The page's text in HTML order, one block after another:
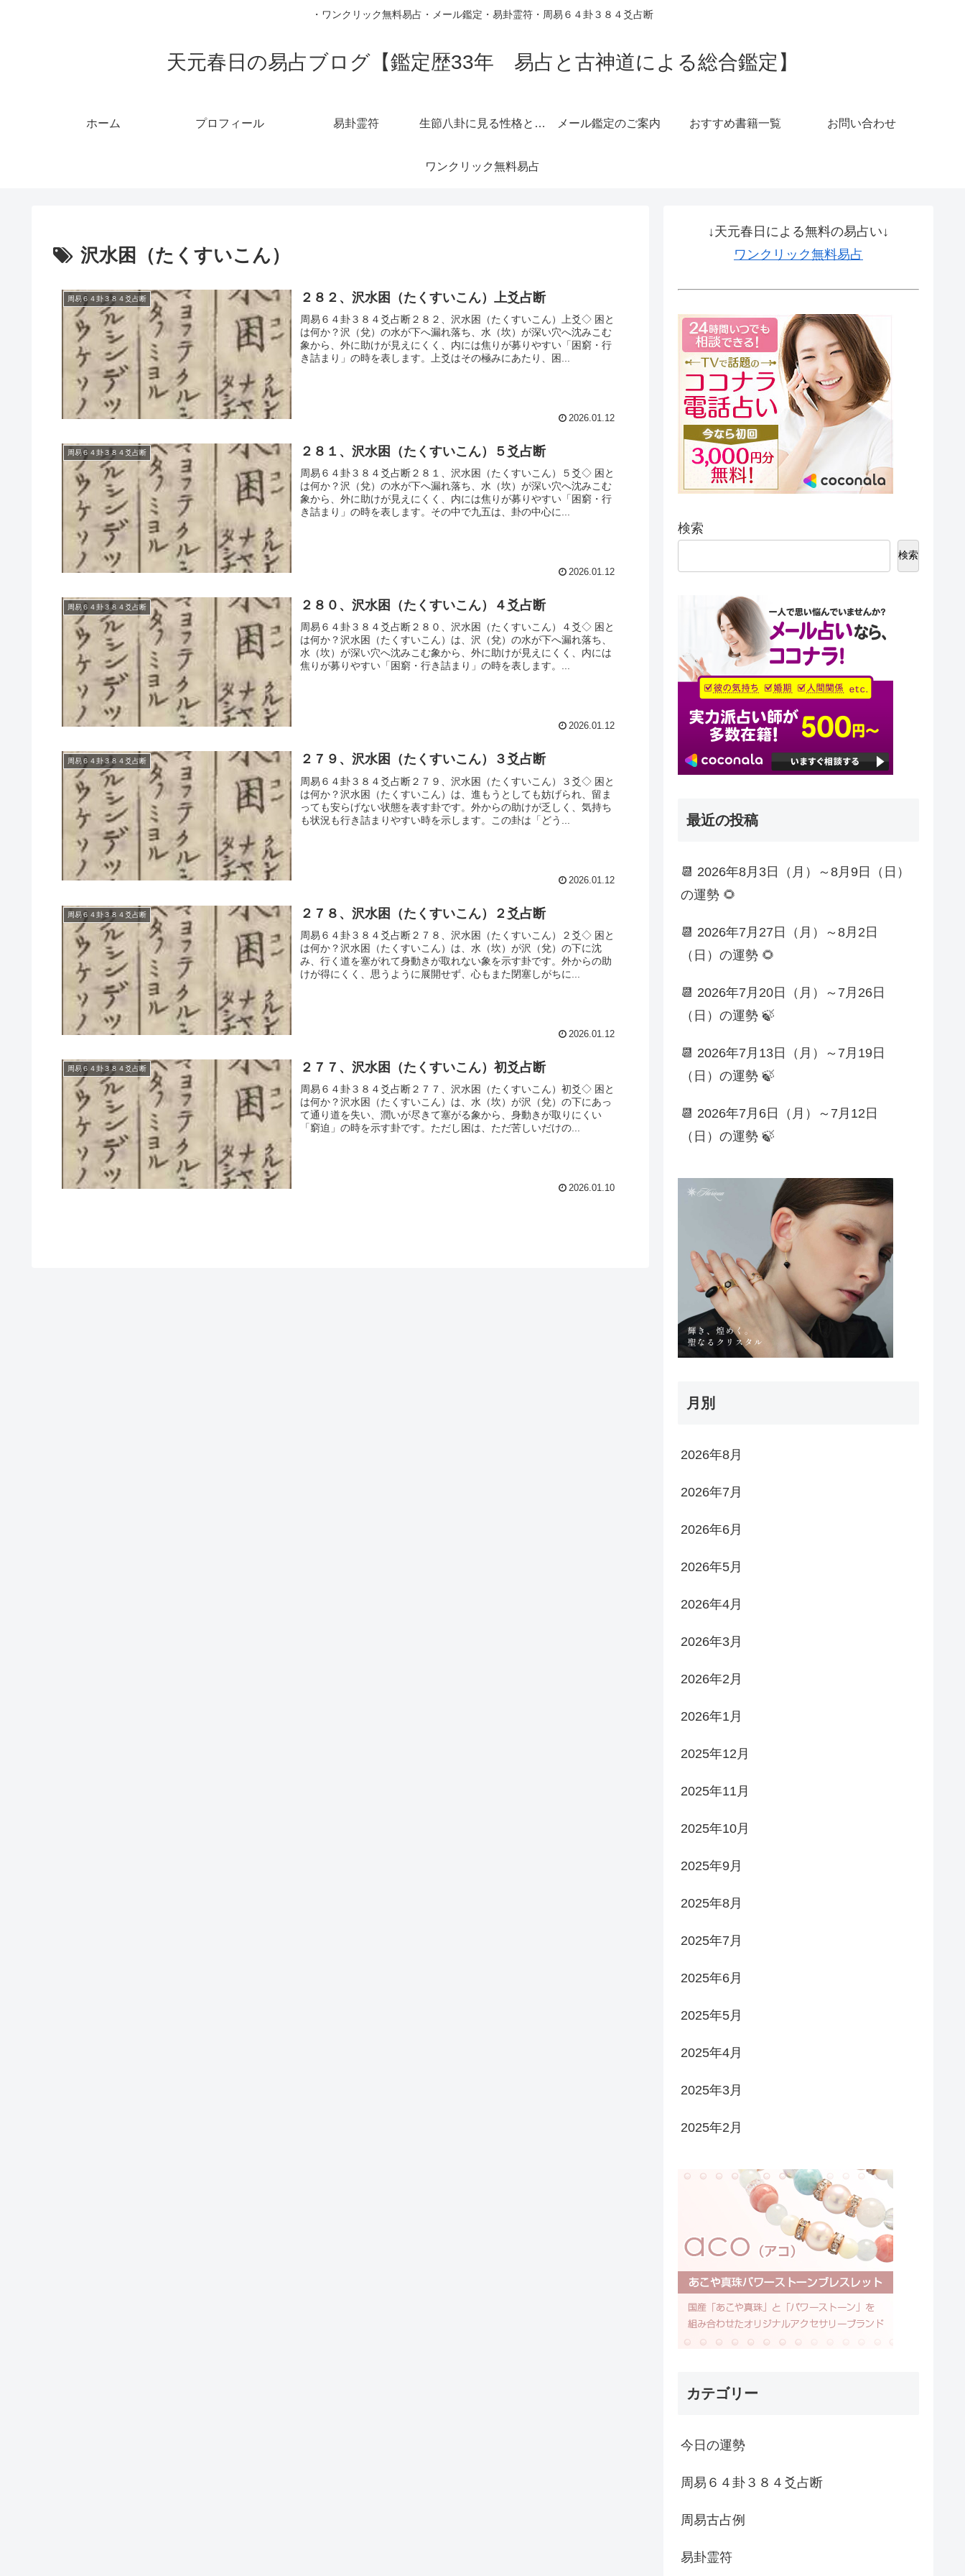
・ワンクリック無料易占・メール鑑定・易卦霊符・周易６４卦３８４爻占断
天元春日の易占ブログ【鑑定歴33年 易占と古神道による総合鑑定】
ホーム プロフィール 易卦霊符 生節八卦に見る性格と運勢 メール鑑定のご案内 おすすめ書籍一覧 お問い合わせ
ワンクリック無料易占
沢水困（たくすいこん）
周易６４卦３８４爻占断 ２８２、沢水困（たくすいこん）上爻占断
周易６４卦３８４爻占断２８２、沢水困（たくすいこん）上爻◇ 困と
は何か？沢（兌）の水が下へ漏れ落ち、水（坎）が深い穴へ沈みこむ
象から、外に助けが見えにくく、内には焦りが募りやすい「困窮・行
き詰まり」の時を表します。上爻はその極みにあたり、困...
2026.01.12
周易６４卦３８４爻占断 ２８１、沢水困（たくすいこん）５爻占断
周易６４卦３８４爻占断２８１、沢水困（たくすいこん）５爻◇ 困と
は何か？沢（兌）の水が下へ漏れ落ち、水（坎）が深い穴へ沈みこむ
象から、外に助けが見えにくく、内には焦りが募りやすい「困窮・行
き詰まり」の時を表します。その中で九五は、卦の中心に...
2026.01.12
周易６４卦３８４爻占断 ２８０、沢水困（たくすいこん）４爻占断
周易６４卦３８４爻占断２８０、沢水困（たくすいこん）４爻◇ 困と
は何か？沢水困（たくすいこん）は、沢（兌）の水が下へ漏れ落ち、
水（坎）が深い穴へ沈みこむ象から、外に助けが見えにくく、内には
焦りが募りやすい「困窮・行き詰まり」の時を表します。...
2026.01.12
周易６４卦３８４爻占断 ２７９、沢水困（たくすいこん）３爻占断
周易６４卦３８４爻占断２７９、沢水困（たくすいこん）３爻◇ 困と
は何か？沢水困（たくすいこん）は、進もうとしても妨げられ、留ま
っても安らげない状態を表す卦です。外からの助けが乏しく、気持ち
も状況も行き詰まりやすい時を示します。この卦は「どう...
2026.01.12
周易６４卦３８４爻占断 ２７８、沢水困（たくすいこん）２爻占断
周易６４卦３８４爻占断２７８、沢水困（たくすいこん）２爻◇ 困と
は何か？沢水困（たくすいこん）は、水（坎）が沢（兌）の下に沈
み、行く道を塞がれて身動きが取れない象を示す卦です。外からの助
けが得にくく、思うように展開せず、心もまた閉塞しがちに...
2026.01.12
周易６４卦３８４爻占断 ２７７、沢水困（たくすいこん）初爻占断
周易６４卦３８４爻占断２７７、沢水困（たくすいこん）初爻◇ 困と
は何か？沢水困（たくすいこん）は、水（坎）が沢（兌）の下にあっ
て通り道を失い、潤いが尽きて塞がる象から、身動きが取りにくい
「窮迫」の時を示す卦です。ただし困は、ただ苦しいだけの...
2026.01.10
↓天元春日による無料の易占い↓
ワンクリック無料易占
検索
検索
最近の投稿
📆 2026年8月3日（月）～8月9日（日）
の運勢 🌻
📆 2026年7月27日（月）～8月2日
（日）の運勢 🌻
📆 2026年7月20日（月）～7月26日
（日）の運勢 🍃
📆 2026年7月13日（月）～7月19日
（日）の運勢 🍃
📆 2026年7月6日（月）～7月12日
（日）の運勢 🍃
月別
2026年8月
2026年7月
2026年6月
2026年5月
2026年4月
2026年3月
2026年2月
2026年1月
2025年12月
2025年11月
2025年10月
2025年9月
2025年8月
2025年7月
2025年6月
2025年5月
2025年4月
2025年3月
2025年2月
カテゴリー
今日の運勢
周易６４卦３８４爻占断
周易古占例
易卦霊符